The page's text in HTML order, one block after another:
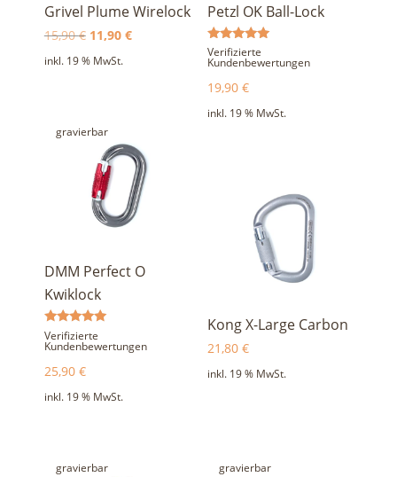
Grivel Plume Wirelock
15,90€ Ursprünglicher
Preis
11,90 €Aktueller
inkl. 19 % MwSt.
Petzl OK Ball-Lock
Bewertet
mit
von 5
Verifizierte
Kundenbewertungen
19,90 €
inkl. 19 % MwSt.
gravierbar
DMM Perfect O
Kwiklock
Bewertet
mit
von 5
Verifizierte
Kundenbewertungen
25,90 €
inkl. 19 % MwSt.
Kong X-Large Carbon
21,80 €
inkl. 19 % MwSt.
gravierbar gravierbar